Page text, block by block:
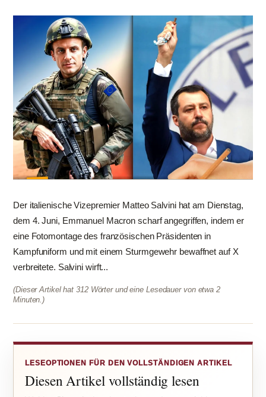
Der italienische Vizepremier Matteo Salvini hat am Dienstag,
dem 4. Juni, Emmanuel Macron scharf angegriffen, indem er
eine Fotomontage des französischen Präsidenten in
Kampfuniform und mit einem Sturmgewehr bewaffnet auf X
verbreitete. Salvini wirft...
(Dieser Artikel hat 312 Wörter und eine Lesedauer von etwa 2
Minuten.)
LESEOPTIONEN FÜR DEN VOLLSTÄNDIGEN ARTIKEL
Diesen Artikel vollständig lesen